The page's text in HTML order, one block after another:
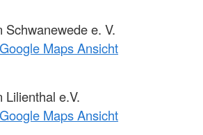
Schwanewede e. V.
Maps Ansicht
Lilienthal e.V.
Maps Ansicht